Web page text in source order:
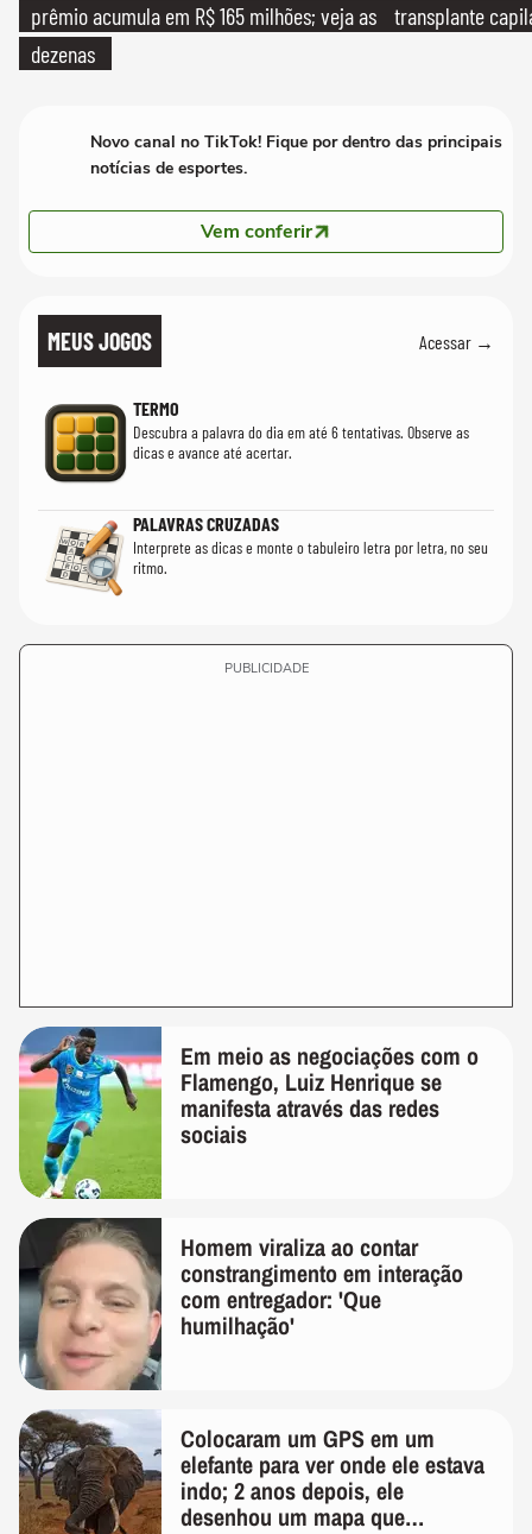
prêmio acumula em R$ 165 milhões; veja as
dezenas
transplante
Novo canal no TikTok! Fique por dentro das principais
notícias de esportes.
Vem conferir
MEUS JOGOS Acessar →
TERMO
Descubra a palavra do dia em até 6 tentativas. Observe as
dicas e avance até acertar.
PALAVRAS CRUZADAS
Interprete as dicas e monte o tabuleiro letra por letra, no seu
ritmo.
PUBLICIDADE
Em meio as negociações com o
Flamengo, Luiz Henrique se
manifesta através das redes
sociais
Homem viraliza ao contar
constrangimento em interação
com entregador: 'Que
humilhação'
Colocaram um GPS em um
elefante para ver onde ele estava
indo; 2 anos depois, ele
desenhou um mapa que